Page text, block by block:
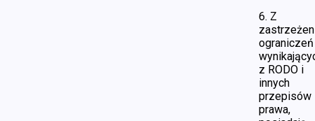
6. Z
ograniczeń
z RODO i
innych
przepisów
prawa,